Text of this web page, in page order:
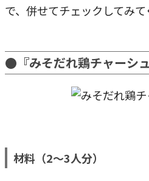
で、併せてチェックしてみ
●『みそだれ鶏チャーシ
材料（2～3人分）